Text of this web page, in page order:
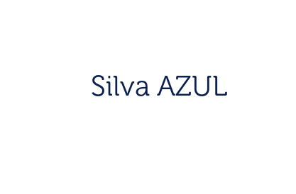
Silva AZUL